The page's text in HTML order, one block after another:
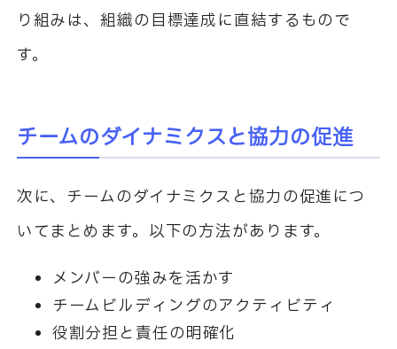
り組みは、組織の目標達成に直結するもので
す。
チームのダイナミクスと協力の促進
次に、チームのダイナミクスと協力の促進につ
いてまとめます。以下の方法があります。
メンバーの強みを活かす
チームビルディングのアクティビティ
役割分担と責任の明確化